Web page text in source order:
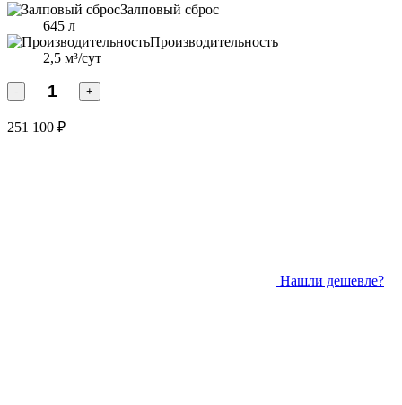
Залповый сброс
645 л
Производительность
2,5 м³/сут
- +
251 100 ₽
Нашли дешевле?